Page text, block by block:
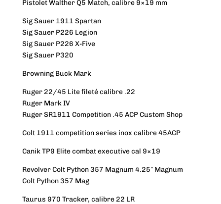
Pistolet Walther Q5 Match, calibre 9×19 mm
Sig Sauer 1911 Spartan
Sig Sauer P226 Legion
Sig Sauer P226 X-Five
Sig Sauer P320
Browning Buck Mark
Ruger 22/45 Lite fileté calibre .22
Ruger Mark IV
Ruger SR1911 Competition .45 ACP Custom Shop
Colt 1911 competition series inox calibre 45ACP
Canik TP9 Elite combat executive cal 9×19
Revolver Colt Python 357 Magnum 4.25″ Magnum
Colt Python 357 Mag
Taurus 970 Tracker, calibre 22 LR